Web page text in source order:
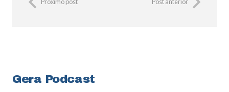
Gera Podcast